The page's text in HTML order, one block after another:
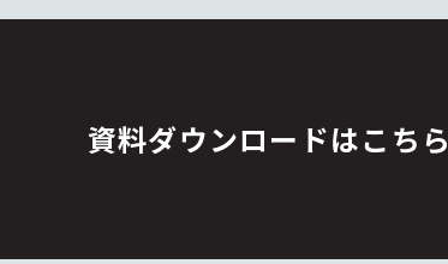
資料ダウンロードはこちら